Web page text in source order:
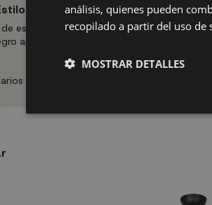
esta estantería un mueble único: en
aporta personalidad y modernidad a
para una instalación rápida y segura,
análisis, quienes pueden
recopilado a partir del uso de
MOSTRAR DETALLES